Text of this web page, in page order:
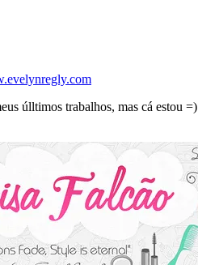
úlltimos trabalhos, mas cá estou =)